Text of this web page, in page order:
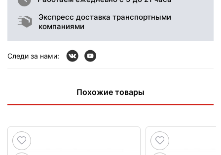
Экспресс доставка транспортными
компаниями
Следи за нами:
Похожие товары